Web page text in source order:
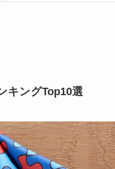
キングTop10選